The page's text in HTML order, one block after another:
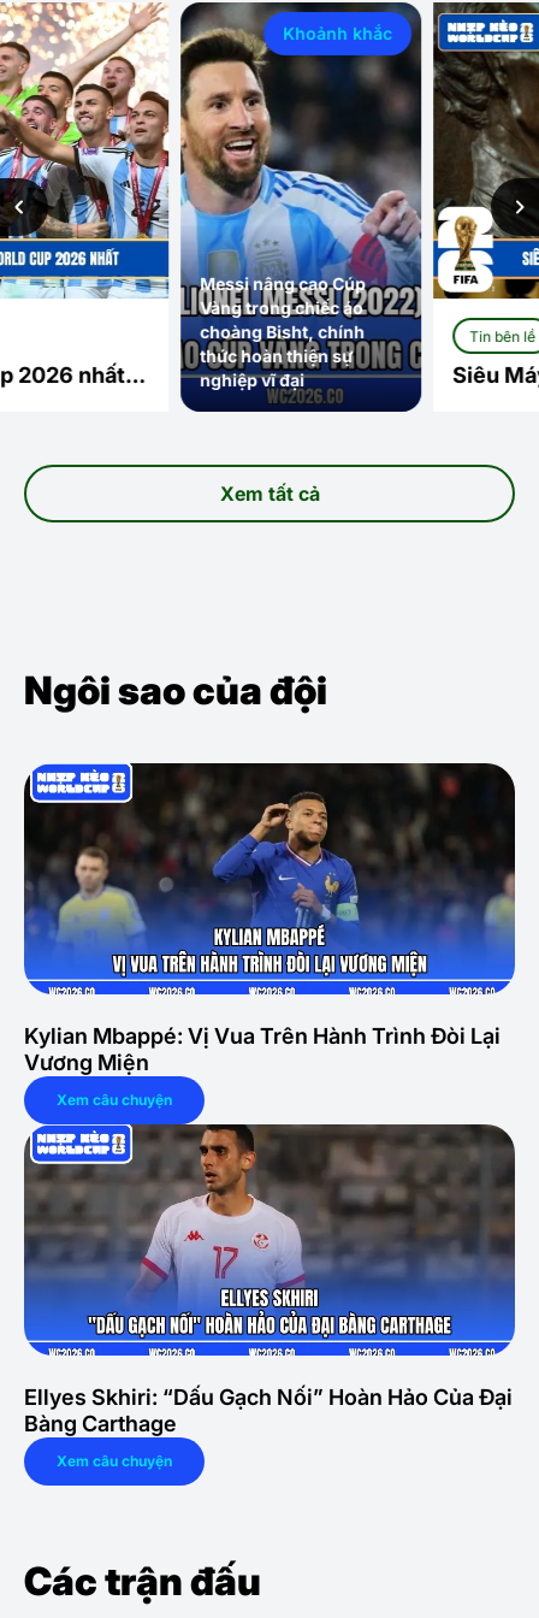
Xem tất cả
Khoảnh khắc
Messi nâng cao Cúp
Vàng trong chiếc áo
choàng Bisht, chính
thức hoàn thiện sự
nghiệp vĩ đại
Tin bên lề
Siêu Máy Tính Opta
Khi Công Nghệ Lên
Ngôi sao của đội
Kylian Mbappé: Vị Vua Trên Hành Trình Đòi Lại
Vương Miện
Xem câu chuyện
Ellyes Skhiri: “Dấu Gạch Nối” Hoàn Hảo Của Đại
Bàng Carthage
Xem câu chuyện
Các trận đấu